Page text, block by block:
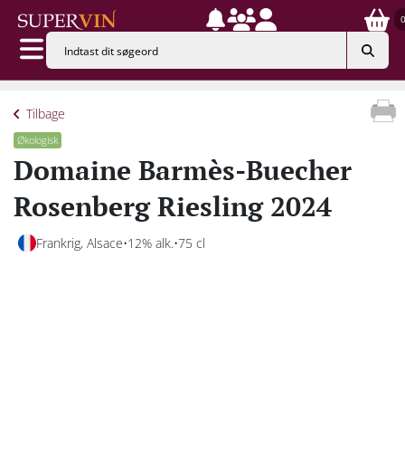
0
Tilbage
Økologisk
Domaine Barmès-Buecher
Rosenberg Riesling 2024
Frankrig, Alsace 12% alk. 75 cl